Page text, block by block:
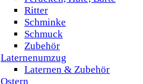
Ritter
Schminke
Schmuck
Zubehör
Laternenumzug
Laternen & Zubehör
Ostern